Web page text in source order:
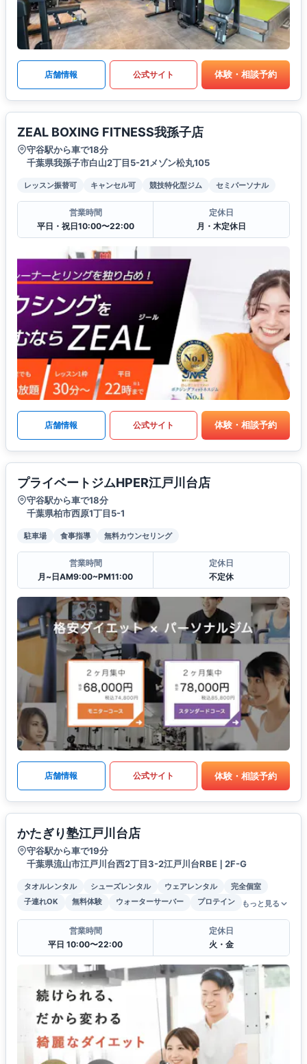
店舗情報 公式サイト 体験・相談予約
ZEAL BOXING FITNESS我孫子店
守谷駅から車で18分
千葉県我孫子市白山2丁目5-21メゾン松丸105
レッスン振替可 キャンセル可 競技特化型ジム セミパーソナル
営業時間
平日・祝日10:00〜22:00
定休日
月・木定休日
店舗情報 公式サイト 体験・相談予約
プライベートジムHPER江戸川台店
守谷駅から車で18分
千葉県柏市西原1丁目5-1
駐車場 食事指導 無料カウンセリング
営業時間
月~日AM9:00~PM11:00
定休日
不定休
店舗情報 公式サイト 体験・相談予約
かたぎり塾江戸川台店
守谷駅から車で19分
千葉県流山市江戸川台西2丁目3-2江戸川台RBE❘2F-G
タオルレンタル シューズレンタル ウェアレンタル
完全個室
子連れOK
無料体験 ウォーターサーバー プロテイン もっと見る
営業時間
平日 10:00〜22:00
定休日
火・金